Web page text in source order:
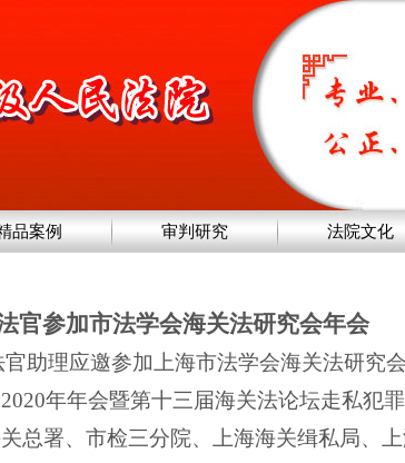
品案例 审判研究 法院文化
官参加市法学会海关法研究会年会
助理应邀参加上海市法学会海关法研究
2020年年会暨第十三届海关法论坛走私犯
总署、市检三分院、上海海关缉私局、